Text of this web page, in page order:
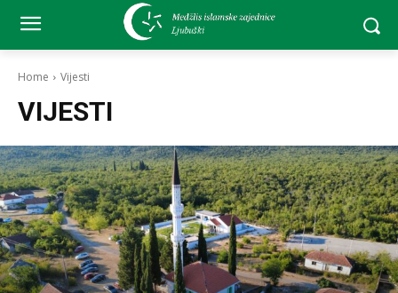
Home Vijesti
VIJESTI